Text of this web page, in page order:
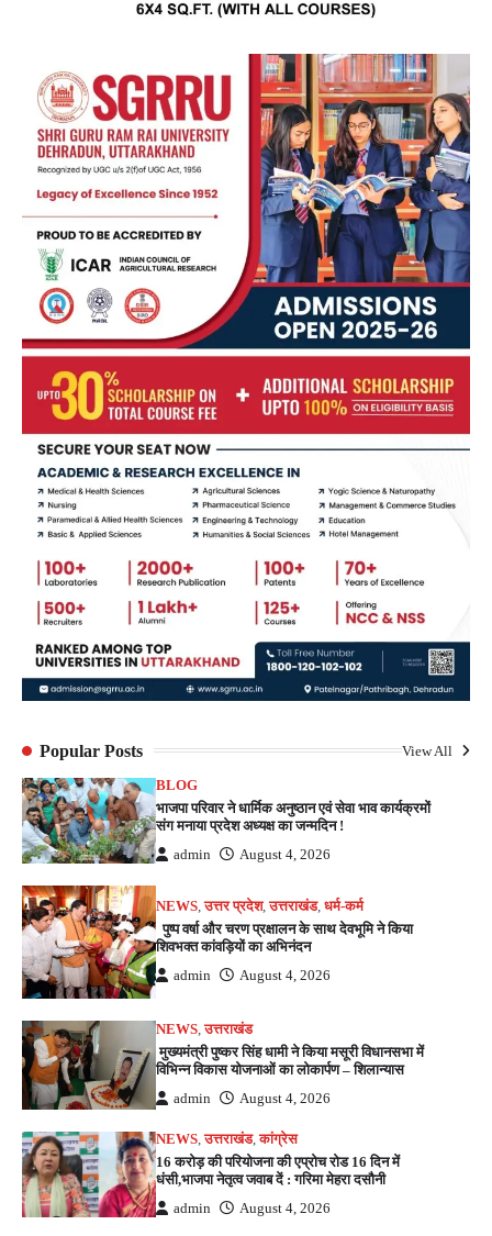
Popular Posts View All
BLOG
भाजपा परिवार ने धार्मिक अनुष्ठान एवं सेवा भाव कार्यक्रमों
संग मनाया प्रदेश अध्यक्ष का जन्मदिन !
admin August 4, 2026
NEWS,उत्तर प्रदेश,उत्तराखंड,धर्म-कर्म
पुष्प वर्षा और चरण प्रक्षालन के साथ देवभूमि ने किया
शिवभक्त कांवड़ियों का अभिनंदन
admin August 4, 2026
NEWS,उत्तराखंड
मुख्यमंत्री पुष्कर सिंह धामी ने किया मसूरी विधानसभा में
विभिन्न विकास योजनाओं का लोकार्पण – शिलान्यास
admin August 4, 2026
NEWS,उत्तराखंड,कांग्रेस
16 करोड़ की परियोजना की एप्रोच रोड 16 दिन में
धंसी,भाजपा नेतृत्व जवाब दें : गरिमा मेहरा दसौनी
admin August 4, 2026